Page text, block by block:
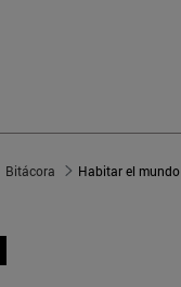
Bitácora Habitar el mundo